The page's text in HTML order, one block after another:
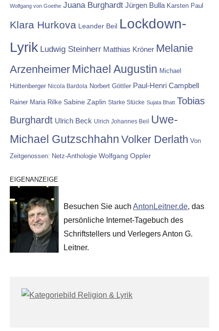
Wolfgang von Goethe Juana Burghardt Jürgen Bulla Karsten Paul
Klara Hurkova Leander Beil Lockdown-
Lyrik Ludwig Steinherr Matthias Kröner Melanie
Arzenheimer Michael Augustin Michael
Hüttenberger Nicola Bardola Norbert Göttler Paul-Henri Campbell
Rainer Maria Rilke Sabine Zaplin Starke Stücke Sujata Bhatt Tobias
Burghardt Ulrich Beck Ulrich Johannes Beil
Uwe-
Michael Gutzschhahn Volker Derlath Von
Zeitgenossen: Netz-Anthologie Wolfgang Oppler
EIGENANZEIGE
Besuchen Sie auch AntonLeitner.de, das
persönliche Internet-Tagebuch des
Schriftstellers und Verlegers Anton G.
Leitner.